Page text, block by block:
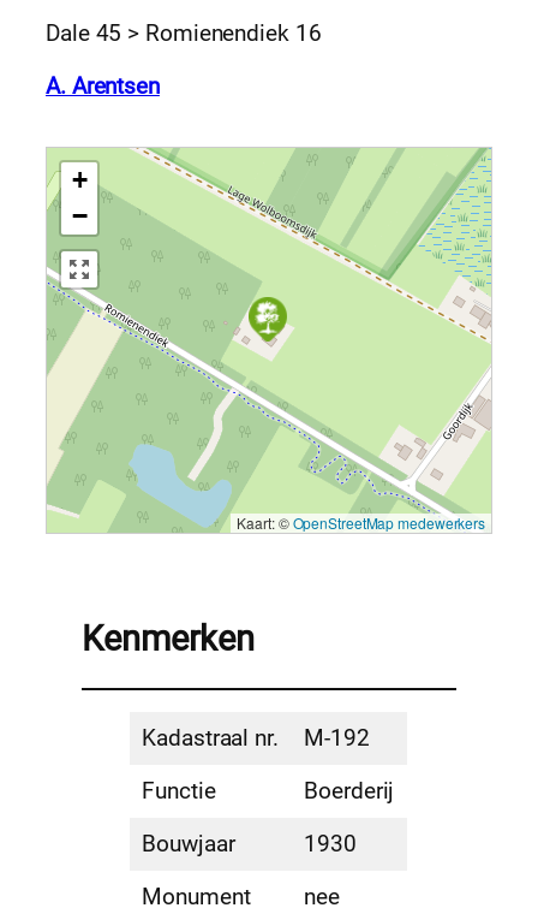
Dale 45 > Romienendiek 16
A. Arentsen
+
−
Kaart: ©OpenStreetMap medewerkers
Kenmerken
Kadastraal nr.
M-192
Functie
Boerderij
Bouwjaar
1930
Monument
nee